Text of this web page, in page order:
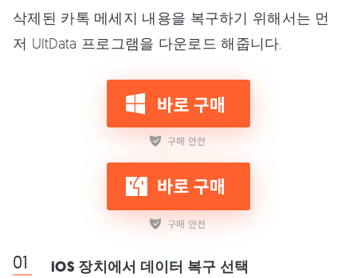
삭제된 카톡 메세지 내용을 복구하기 위해서는 먼
저 UltData 프로그램을 다운로드 해줍니다.
iOS 장치에서 데이터 복구 선택